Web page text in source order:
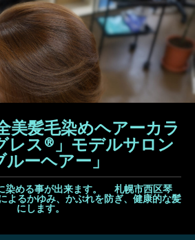
美髪毛染めヘアーカラ
レス®」モデルサロン
ルーヘアー」
染める事が出来ます。 札幌市西区琴
るかゆみ、かぶれを防ぎ、健康的な髪
にします。